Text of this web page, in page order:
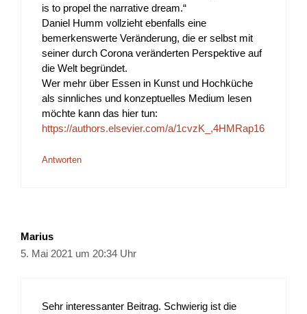
is to propel the narrative dream.“
Daniel Humm vollzieht ebenfalls eine
bemerkenswerte Veränderung, die er selbst mit
seiner durch Corona veränderten Perspektive auf
die Welt begründet.
Wer mehr über Essen in Kunst und Hochküche
als sinnliches und konzeptuelles Medium lesen
möchte kann das hier tun:
https://authors.elsevier.com/a/1cvzK_,4HMRap16
Antworten
Marius
5. Mai 2021 um 20:34 Uhr
Sehr interessanter Beitrag. Schwierig ist die